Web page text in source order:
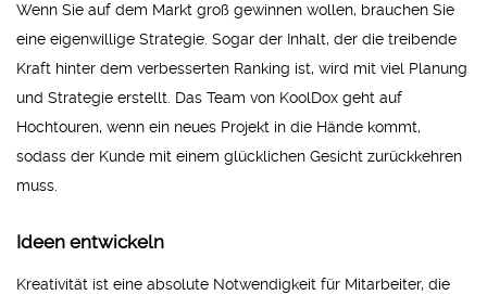
Wenn Sie auf dem Markt groß gewinnen wollen, brauchen Sie
eine eigenwillige Strategie. Sogar der Inhalt, der die treibende
Kraft hinter dem verbesserten Ranking ist, wird mit viel Planung
und Strategie erstellt. Das Team von KoolDox geht auf
Hochtouren, wenn ein neues Projekt in die Hände kommt,
sodass der Kunde mit einem glücklichen Gesicht zurückkehren
muss.
Ideen entwickeln
Kreativität ist eine absolute Notwendigkeit für Mitarbeiter, die